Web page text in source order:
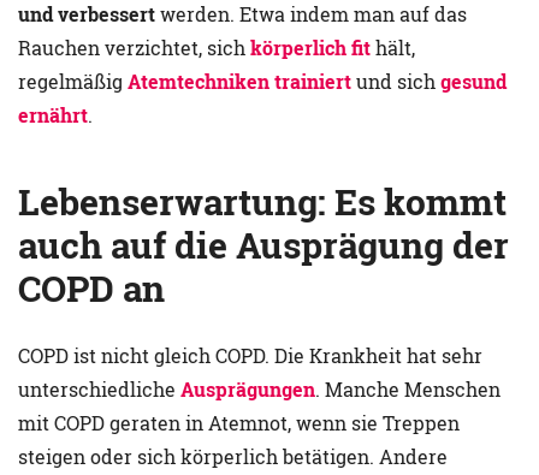
und verbessertwerden. Etwa indem man auf das
Rauchen verzichtet, sich körperlich fithält,
regelmäßig Atemtechniken trainiertund sich gesund
ernährt.
Lebenserwartung: Es kommt
auch auf die Ausprägung der
COPD an
COPD ist nicht gleich COPD. Die Krankheit hat sehr
unterschiedliche Ausprägungen. Manche Menschen
mit COPD geraten in Atemnot, wenn sie Treppen
steigen oder sich körperlich betätigen. Andere